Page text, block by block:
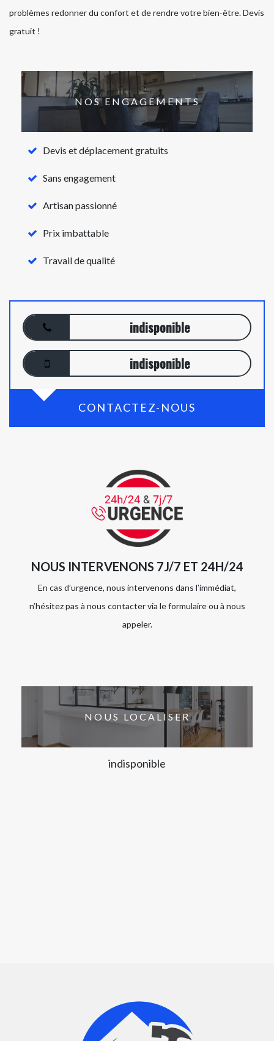
problèmes redonner du confort et de rendre votre bien-être. Devis
gratuit !
NOS ENGAGEMENTS
Devis et déplacement gratuits
Sans engagement
Artisan passionné
Prix imbattable
Travail de qualité
indisponible
indisponible
CONTACTEZ-NOUS
NOUS INTERVENONS 7J/7 ET 24H/24
En cas d’urgence, nous intervenons dans l’immédiat,
n’hésitez pas à nous contacter via le formulaire ou à nous
appeler.
NOUS LOCALISER
indisponible